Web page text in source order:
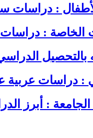
: دراسات
الخاصة :
, 6 دراسات عربية
: دراسات
الجامعة : أبرز